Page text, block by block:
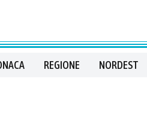
REGIONE NORDEST